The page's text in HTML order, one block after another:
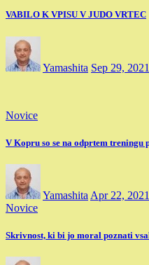
VABILO K VPISU V JUDO VRTEC
Yamashita Sep 29, 2021
Novice
V Kopru so se na odprtem
Yamashita Apr 22, 2021
Novice
Skrivnost, ki bi jo moral poznati